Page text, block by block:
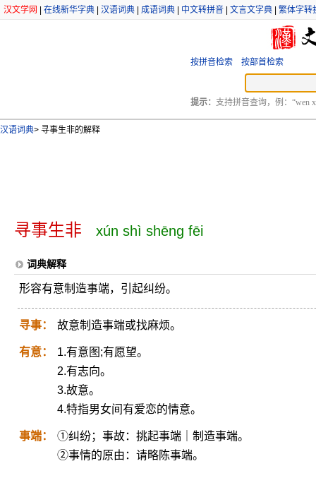
汉文学网 在线新华字典 汉语词典 成语词典 中文转拼音 文言文字典 繁体字转
按拼音检索 按部首检索
提示： 支持拼音查询，例：“wen
汉语词典> 寻事生非的解释
寻事生非 xún shì shēng fēi
词典解释
形容有意制造事端，引起纠纷。
寻事： 故意制造事端或找麻烦。
有意：
1.有意图;有愿望。
2.有志向。
3.故意。
4.特指男女间有爱恋的情意。
事端：
①纠纷；事故：挑起事端｜制造事端。
②事情的原由：请略陈事端。